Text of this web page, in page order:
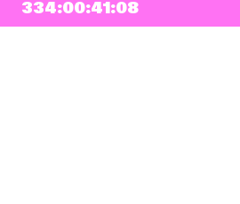
334:00:41:08